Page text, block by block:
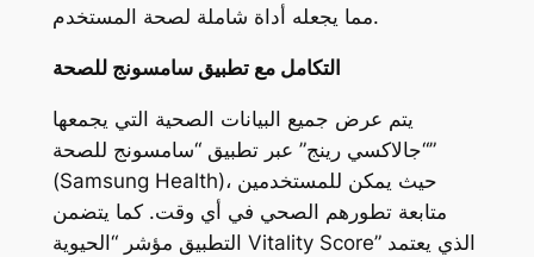
مما يجعله أداة شاملة لصحة المستخدم.
التكامل مع تطبيق سامسونج للصحة
يتم عرض جميع البيانات الصحية التي يجمعها
“جالاكسي رينج” عبر تطبيق “سامسونج للصحة”
(Samsung Health)، حيث يمكن للمستخدمين
متابعة تطورهم الصحي في أي وقت. كما يتضمن
التطبيق مؤشر “الحيوية Vitality Score” الذي يعتمد